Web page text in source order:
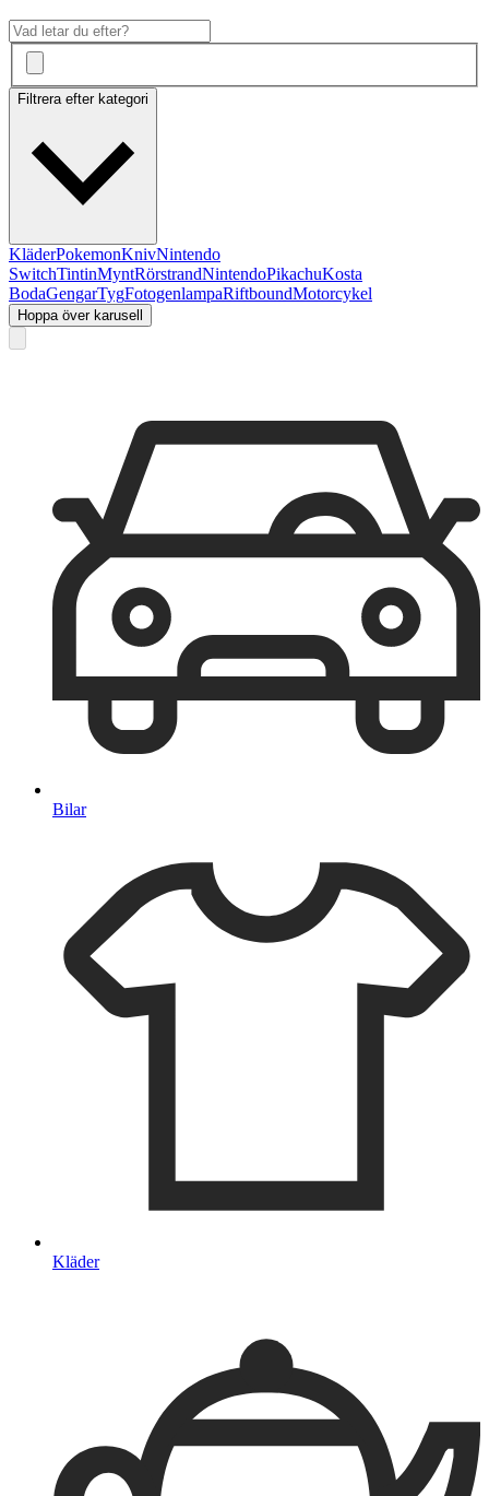
Filtrera efter kategori
KläderPokemonKnivNintendo
SwitchTintinMyntRörstrandNintendoPikachuKosta
BodaGengarTygFotogenlampaRiftboundMotorcykel
Hoppa över karusell
Bilar
Kläder